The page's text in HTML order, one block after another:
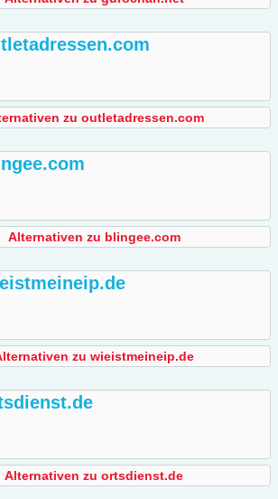
zu outletadressen.com
Alternativen zu blingee.com
zu wieistmeineip.de
Alternativen zu ortsdienst.de